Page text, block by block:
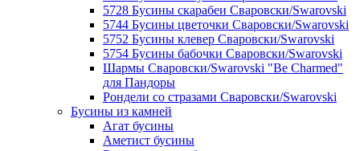
5728 Бусины скарабеи Сваровски/Swarovski
5744 Бусины цветочки Сваровски/Swarovski
5752 Бусины клевер Сваровски/Swarovski
5754 Бусины бабочки Сваровски/Swarovski
Шармы Сваровски/Swarovski "Be Charmed"
для Пандоры
Рондели со стразами Сваровски/Swarovski
Бусины из камней
Агат бусины
Аметист бусины